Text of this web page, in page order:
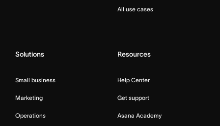
All use cases
Solutions
Small business
Marketing
Operations
Resources
Help Center
Get support
Asana Academy